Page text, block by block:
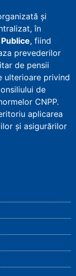
și
în
, fiind
prevederilor
de pensii
ulterioare privind
de
CNPP.
aplicarea
și asigurărilor